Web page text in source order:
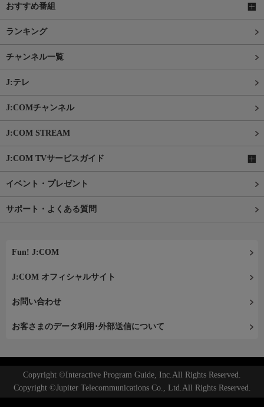
おすすめ番組
ランキング
チャンネル一覧
J:テレ
J:COMチャンネル
J:COM STREAM
J:COM TVサービスガイド
イベント・プレゼント
サポート・よくある質問
Fun! J:COM
J:COM オフィシャルサイト
お問い合わせ
お客さまのデータ利用･外部送信について
Copyright ©Interactive Program Guide, Inc.All Rights Reserved.
Copyright ©Jupiter Telecommunications Co., Ltd.All Rights Reserved.